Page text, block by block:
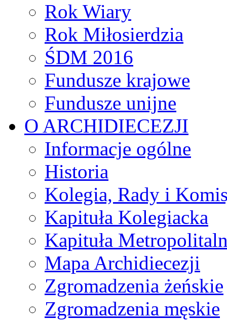
Rok Wiary
Rok Miłosierdzia
ŚDM 2016
Fundusze krajowe
Fundusze unijne
O ARCHIDIECEZJI
Informacje ogólne
Historia
Kolegia, Rady i
Kapituła Kolegiacka
Kapituła
Mapa Archidiecezji
Zgromadzenia żeńskie
Zgromadzenia męskie